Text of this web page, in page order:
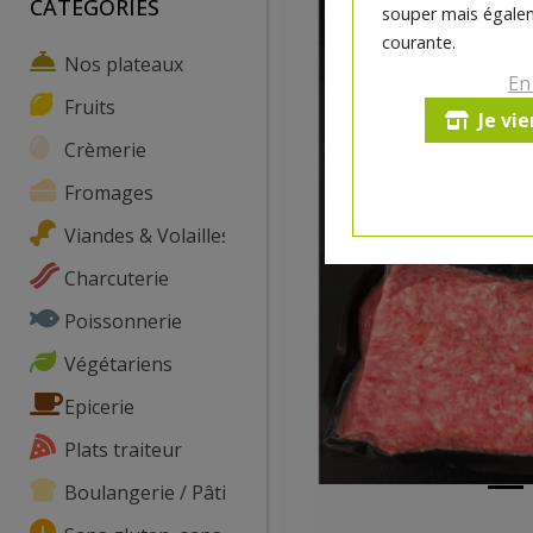
CATEGORIES
Nos plateaux
Fruits
Crèmerie
Fromages
Viandes & Volailles
Charcuterie
Poissonnerie
Végétariens
Epicerie
Plats traiteur
Boulangerie / Pâtisserie
souper mais
courante.
Je